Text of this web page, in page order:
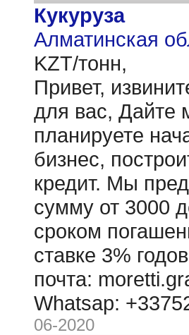
Кукуруза
Алматинская
KZT/тонн,
Привет,
для вас, Дайте
планируете
бизнес,
кредит. Мы
сумму от 3000
сроком
ставке 3%
почта:
Whatsap:
06-2020